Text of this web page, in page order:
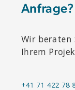
Anfrage?
Wir beraten
Ihrem
+41 71 422 78